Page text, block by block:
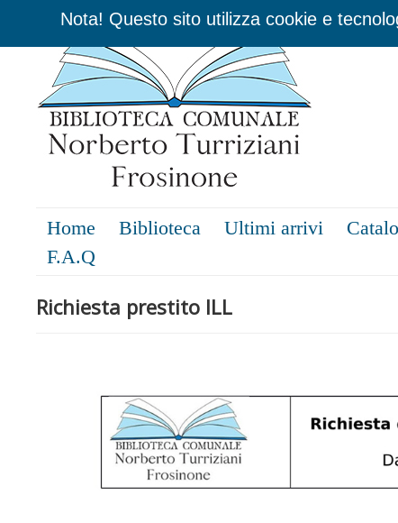
Home Biblioteca Ultimi arrivi
F.A.Q
Richiesta prestito ILL
Nota! Questo sito utilizza cookie e